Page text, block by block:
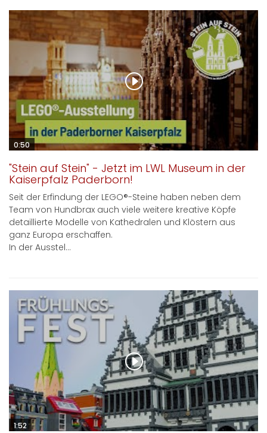
0:50
"Stein auf Stein" - Jetzt im LWL Museum in der
Kaiserpfalz Paderborn!
Seit der Erfindung der LEGO®-Steine haben neben dem
Team von Hundbrax auch viele weitere kreative Köpfe
detaillierte Modelle von Kathedralen und Klöstern aus
ganz Europa erschaffen.
In der Ausstel...
1:52